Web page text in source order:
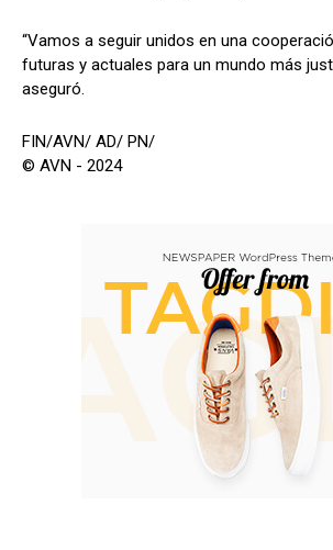
“Vamos a seguir unidos en una
futuras y actuales para un mundo más
aseguró.
FIN/AVN/ AD/ PN/
© AVN - 2024